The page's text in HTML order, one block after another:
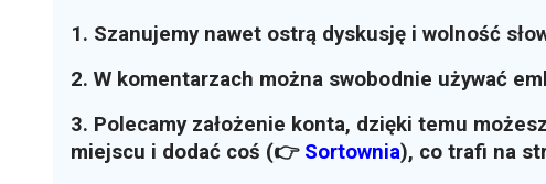
1. Szanujemy nawet ostrą dyskusję i wolność
2. W komentarzach można swobodnie używać
3. Polecamy założenie konta, dzięki temu
miejscu i dodać coś (👉 Sortownia), co trafi na